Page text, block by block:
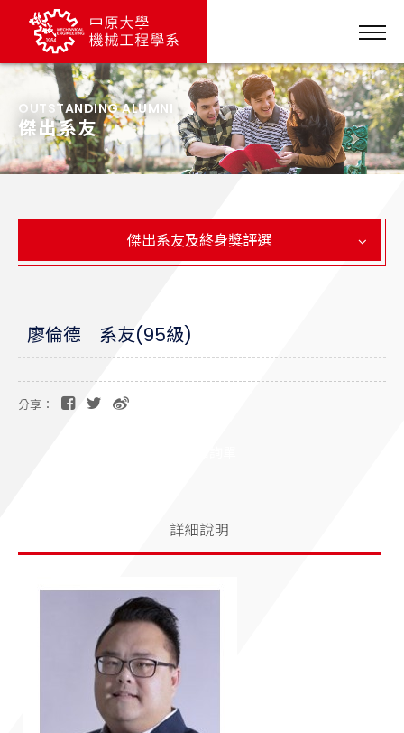
OUTSTANDING ALUMNI
傑出系友
傑出系友及終身獎評選
廖倫德 系友(95級)
分享：
詳細說明